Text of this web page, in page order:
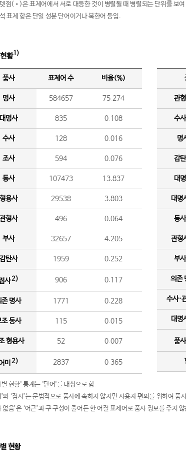
점(•)은 표제어에서 서로 대등한 것이 병렬될 때 병렬되는 단위를 보
표제 항은 단일 성분 단어이거나 북한어 등임.
황1)
품사 표제어 수 비율(%)
명사 584657 75.274
명사 835 0.108
수사 128 0.016
조사 594 0.076
동사 107473 13.837
용사 29538 3.803
형사 496 0.064
부사 32657 4.205
탄사 1959 0.252
사2) 906 0.117
존 명사 1771 0.228
조 동사 115 0.015
형용사 52 0.007
미 2) 2837 0.365
관
수
명
감
대
대명
동
관형
부
의존
수사·
대명
품
현황' 통계는 '단어'를 대상으로 함.
와 ‘접사’는 문법적으로 품사에 속하지 않지만 사용자 편의를 위하여 품
없음’은 ‘어근’과 구 구성이 줄어든 한 어절 표제어로 품사 정보를 주지
현황